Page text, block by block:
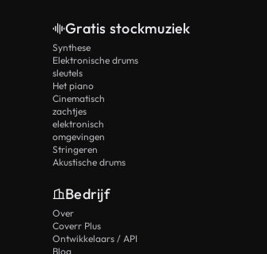
Gratis stockmuziek
Synthese
Elektronische drums
sleutels
Het piano
Cinematisch
zachtjes
elektronisch
omgevingen
Stringeren
Akustische drums
Bedrijf
Over
Coverr Plus
Ontwikkelaars / API
Blog